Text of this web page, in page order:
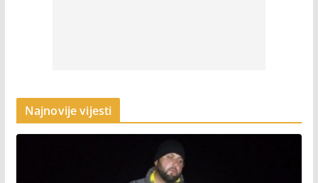
Najnovije vijesti